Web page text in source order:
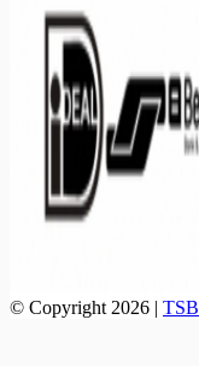
© Copyright 2026 | TSB